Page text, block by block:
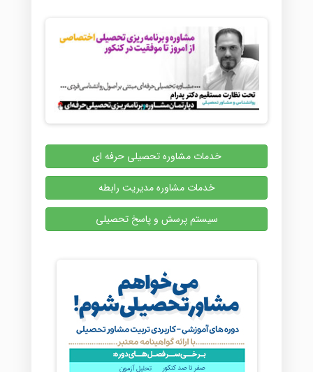
خدمات مشاوره تحصیلی حرفه ای
خدمات مشاوره مدیریت رابطه
سیستم پرسش و پاسخ تحصیلی